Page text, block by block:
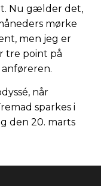
Nu gælder det,
mørke
men jeg er
tre point på
når
sparkes i
den 20. marts